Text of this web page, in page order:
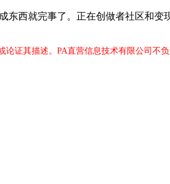
西就完事了。正在创做者社区和变
证其描述。PA直营信息技术有限公司不负